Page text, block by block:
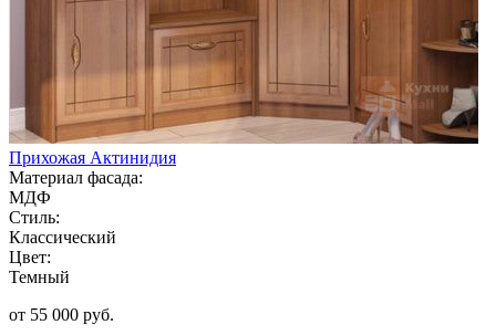
Прихожая Актинидия
Материал фасада:
МДФ
Стиль:
Классический
Цвет:
Темный
от 55 000 руб.